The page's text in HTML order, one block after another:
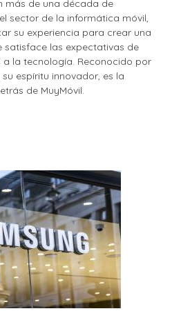
más de una década de
sector de la informática móvil,
su experiencia para crear una
satisface las expectativas de
la tecnología. Reconocido por
espíritu innovador, es la
de MuyMóvil.